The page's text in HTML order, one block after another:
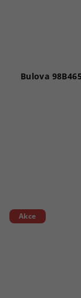
Bulova
Akce